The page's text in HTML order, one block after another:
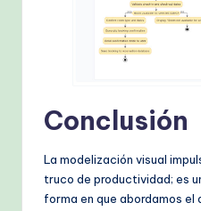
Conclusión
La modelización visual
truco de productividad; es
forma en que abordamos el